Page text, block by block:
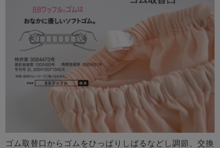
ゴム取替口からゴムをひっぱりしばるなどし調節、交換